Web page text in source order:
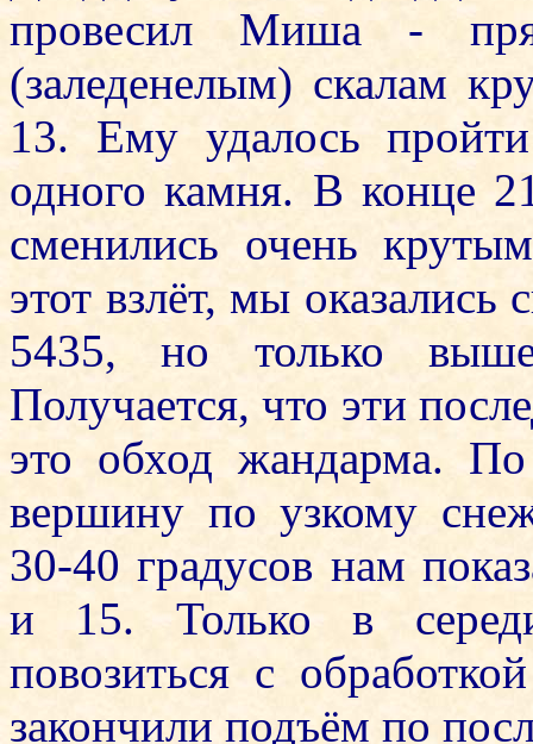
провесил Миша -
(заледенелым) скалам
13. Ему удалось
одного камня. В конце
сменились очень
этот взлёт, мы
5435, но только
Получается, что эти
это обход жандарма.
вершину по узкому
30-40 градусов нам
и 15. Только в
повозиться с
закончили подъём по